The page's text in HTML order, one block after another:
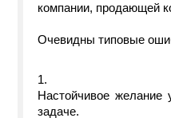
компании, продающей
Очевидны типовые
Настойчивое желание
задаче.